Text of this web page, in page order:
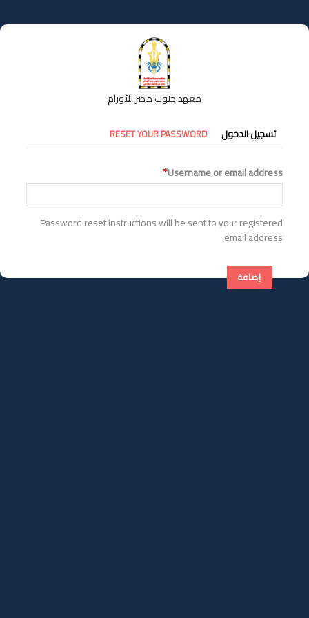
إلى
المحتوى
معهد جنوب مصر للأورام
التبويبات
الأساسية
تسجيل الدخول RESET YOUR PASSWORD
Username or email address
Password reset instructions will be sent to your registered
email address.